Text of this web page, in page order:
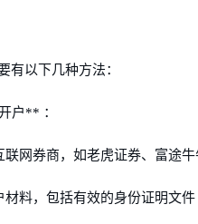
有以下几种方法：
户** ：
网券商，如老虎证券、富途牛
料，包括有效的身份证明文